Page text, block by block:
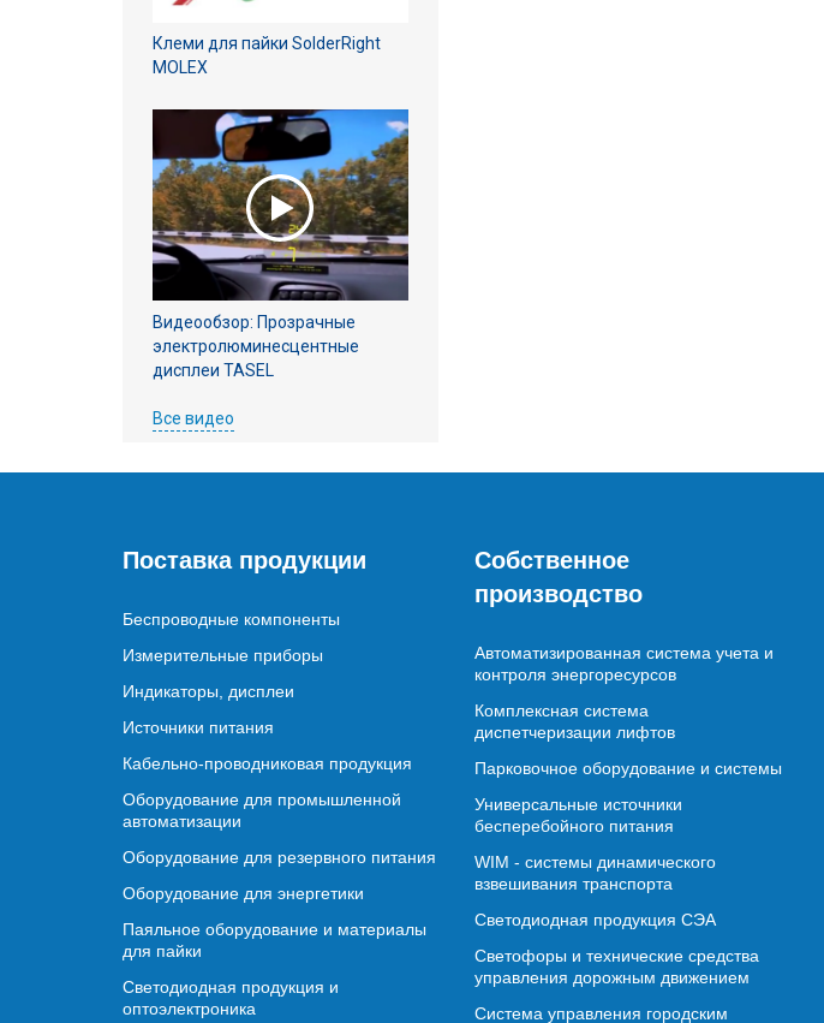
Клеми для пайки SolderRight
MOLEX
Видеообзор: Прозрачные
электролюминесцентные
дисплеи TASEL
Все видео
Поставка продукции
Беспроводные компоненты
Измерительные приборы
Индикаторы, дисплеи
Источники питания
Кабельно-проводниковая продукция
Оборудование для промышленной
автоматизации
Оборудование для резервного питания
Оборудование для энергетики
Паяльное оборудование и материалы
для пайки
Светодиодная продукция и
оптоэлектроника
Собственное
производство
Автоматизированная система учета и
контроля энергоресурсов
Комплексная система
диспетчеризации лифтов
Парковочное оборудование и системы
Универсальные источники
бесперебойного питания
WIM - системы динамического
взвешивания транспорта
Светодиодная продукция СЭА
Светофоры и технические средства
управления дорожным движением
Система управления городским